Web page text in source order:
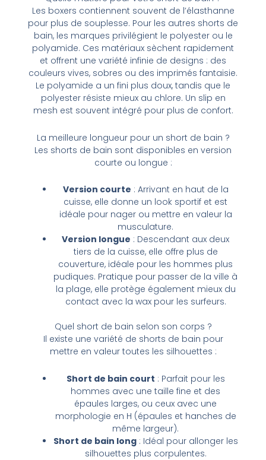
Les boxers contiennent souvent de l’élasthanne
pour plus de souplesse. Pour les autres shorts de
bain, les marques privilégient le polyester ou le
polyamide. Ces matériaux sèchent rapidement
et offrent une variété infinie de designs : des
couleurs vives, sobres ou des imprimés fantaisie.
Le polyamide a un fini plus doux, tandis que le
polyester résiste mieux au chlore. Un slip en
mesh est souvent intégré pour plus de confort.
La meilleure longueur pour un short de bain ?
Les shorts de bain sont disponibles en version
courte ou longue :
Version courte : Arrivant en haut de la
cuisse, elle donne un look sportif et est
idéale pour nager ou mettre en valeur la
musculature.
Version longue : Descendant aux deux
tiers de la cuisse, elle offre plus de
couverture, idéale pour les hommes plus
pudiques. Pratique pour passer de la ville à
la plage, elle protège également mieux du
contact avec la wax pour les surfeurs.
Quel short de bain selon son corps ?
Il existe une variété de shorts de bain pour
mettre en valeur toutes les silhouettes :
Short de bain court : Parfait pour les
hommes avec une taille fine et des
épaules larges, ou ceux avec une
morphologie en H (épaules et hanches de
même largeur).
Short de bain long: Idéal pour allonger les
silhouettes plus corpulentes.